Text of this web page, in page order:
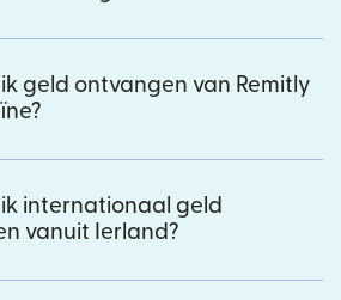
ik geld ontvangen van Remitly
ik internationaal geld
vanuit Ierland?